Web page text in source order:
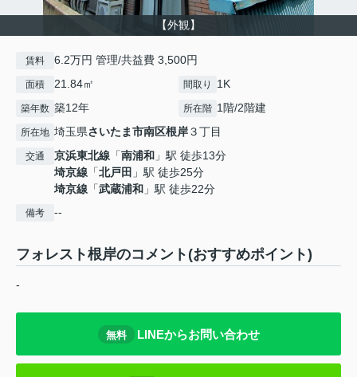
【外観】
賃料 6.2万円 管理/共益費 3,500円
面積 21.84㎡ 間取り 1K
築年数 築12年 所在階 1階/2階建
所在地 埼玉県さいたま市南区根岸３丁目
交通 京浜東北線 「南浦和 」駅 徒歩13分
埼京線 「北戸田 」駅 徒歩25分
埼京線 「武蔵浦和 」駅 徒歩22分
備考 --
フォレスト根岸のコメント(おすすめポイント)
-
無料 LINEからお問い合わせ